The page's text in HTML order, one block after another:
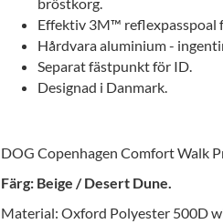
bröstkorg.
Effektiv 3M™ reflexpasspoal
Hårdvara aluminium -
Separat fästpunkt för ID.
Designad i Danmark.
DOG Copenhagen Comfort Walk
Färg: Beige / Desert Dune.
Material: Oxford Polyester 500D